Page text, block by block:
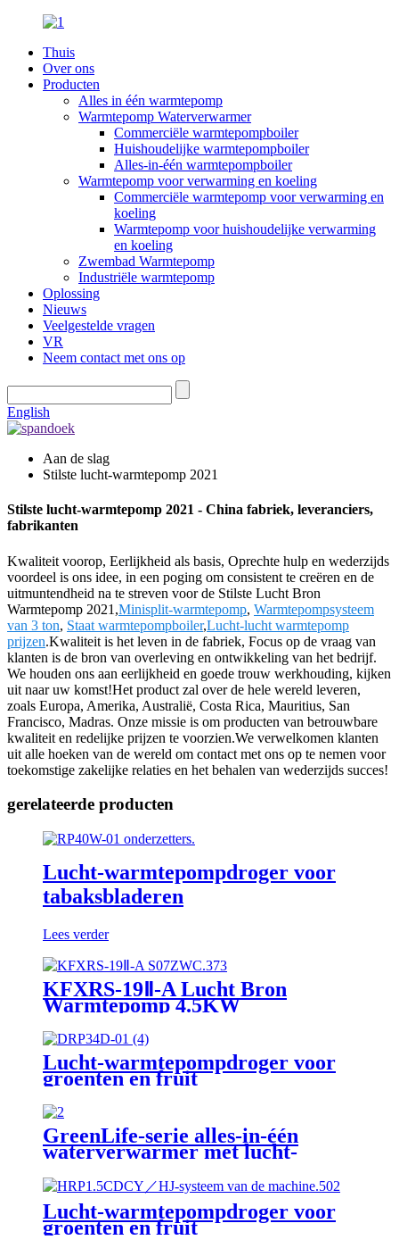
Thuis
Over ons
Producten
Alles in één warmtepomp
Warmtepomp Waterverwarmer
Commerciële warmtepompboiler
Huishoudelijke warmtepompboiler
Alles-in-één warmtepompboiler
Warmtepomp voor verwarming en koeling
Commerciële warmtepomp voor verwarming en
koeling
Warmtepomp voor huishoudelijke verwarming
en koeling
Zwembad Warmtepomp
Industriële warmtepomp
Oplossing
Nieuws
Veelgestelde vragen
VR
Neem contact met ons op
English
Aan de slag
Stilste lucht-warmtepomp 2021
Stilste lucht-warmtepomp 2021 - China fabriek, leveranciers,
fabrikanten
Kwaliteit voorop, Eerlijkheid als basis, Oprechte hulp en wederzijds
voordeel is ons idee, in een poging om consistent te creëren en de
uitmuntendheid na te streven voor de Stilste Lucht Bron
Warmtepomp 2021,Minisplit-warmtepomp, Warmtepompsysteem
van 3 ton, Staat warmtepompboiler,Lucht-lucht warmtepomp
prijzen.Kwaliteit is het leven in de fabriek, Focus op de vraag van
klanten is de bron van overleving en ontwikkeling van het bedrijf.
We houden ons aan eerlijkheid en goede trouw werkhouding, kijken
uit naar uw komst!Het product zal over de hele wereld leveren,
zoals Europa, Amerika, Australië, Costa Rica, Mauritius, San
Francisco, Madras. Onze missie is om producten van betrouwbare
kwaliteit en redelijke prijzen te voorzien.We verwelkomen klanten
uit alle hoeken van de wereld om contact met ons op te nemen voor
toekomstige zakelijke relaties en het behalen van wederzijds succes!
gerelateerde producten
Lucht-warmtepompdroger voor
tabaksbladeren
Lees verder
KFXRS-19Ⅱ-A Lucht Bron
Warmtepomp 4.5KW
Warmwatervoorziening
Zwembad Verwarming
Lucht-warmtepompdroger voor
groenten en fruit
GreenLife-serie alles-in-één
waterverwarmer met lucht-
Lucht-warmtepompdroger voor
groenten en fruit